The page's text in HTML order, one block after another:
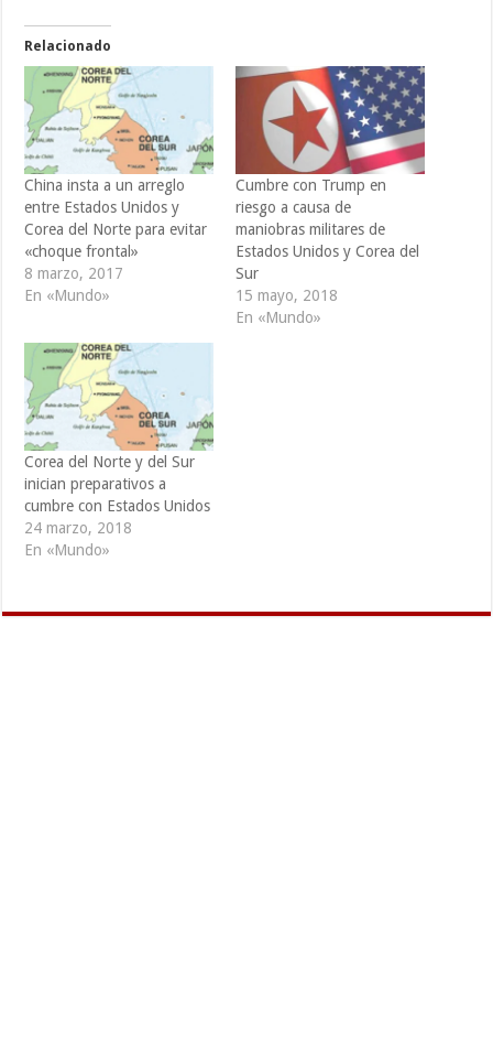
Relacionado
China insta a un arreglo
entre Estados Unidos y
Corea del Norte para evitar
«choque frontal»
8 marzo, 2017
En «Mundo»
Cumbre con Trump en
riesgo a causa de
maniobras militares de
Estados Unidos y Corea del
Sur
15 mayo, 2018
En «Mundo»
Corea del Norte y del Sur
inician preparativos a
cumbre con Estados Unidos
24 marzo, 2018
En «Mundo»